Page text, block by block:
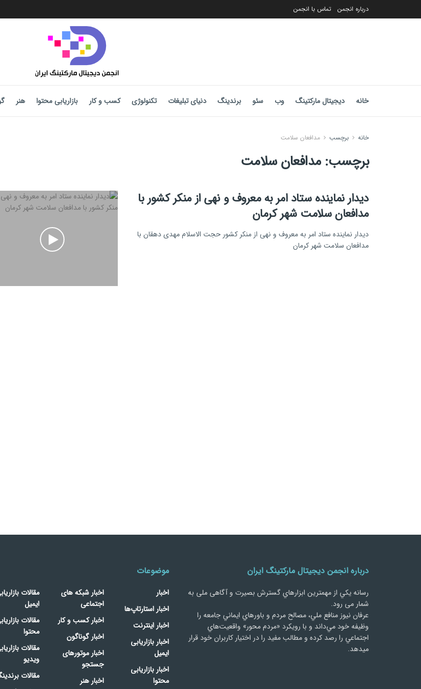
درباره انجمن تماس با انجمن
خانه دیجیتال مارکتینگ وب سئو برندینگ دنیای تبلیغات تکنولوژی کسب و کار بازاریابی محتوا هنر
خانه برچسب مدافعان سلامت
برچسب:مدافعان سلامت
دیدار نماینده ستاد امر به معروف و نهی از منکر کشور با
مدافعان سلامت شهر کرمان
دیدار نماینده ستاد امر به معروف و نهی از منکر کشور حجت الاسلام مهدی دهقان با
مدافعان سلامت شهر کرمان
درباره انجمن دیجیتال مارکتینگ ایران
رسانه يكي از مهمترین ابزارهاي گسترش بصیرت و آگاهی ملی به
شمار می رود.
عرفان نیوز منافع ملي، مصالح مردم و باورهاي ايماني جامعه را
وظيفه خود مي‌داند و با رويكرد «مردم‌ محور» واقعيت‌هاي
اجتماعي را رصد کرده و مطالب مفید را در اختیار کاربران خود قرار
میدهد.
موضوعات
اخبار
اخبار استارتاپ‌ها
اخبار اینترنت
اخبار بازاریابی
ایمیل
اخبار بازاریابی
محتوا
اخبار شبکه های
اجتماعی
اخبار کسب و کار
اخبار گوناگون
اخبار موتورهای
جستجو
اخبار هنر
مقالات
ایمیل
مقالات
محتوا
مقالات
ویدیو
مقالات